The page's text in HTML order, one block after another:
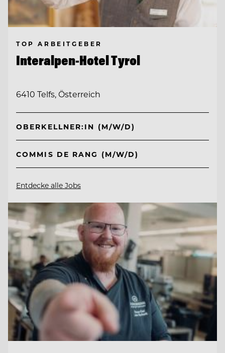
TOP ARBEITGEBER
Interalpen-Hotel Tyrol
6410 Telfs, Österreich
OBERKELLNER:IN (M/W/D)
COMMIS DE RANG (M/W/D)
Entdecke alle Jobs